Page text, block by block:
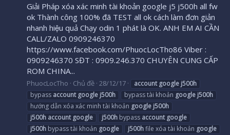
Giải Pháp xóa xác minh tài khoản google j5 j500h all fw
ok Thành công 100% đã TEST all ok cách làm đơn giản
nhanh hiệu quả Chạy odin 1 phát là OK. ANH EM AI CẦN
CALL/ZALO 0909246370
https://www.facebook.com/PhuocLocTho86 Viber :
0909246370 SĐT : 0909.246.370 CHUYÊN CUNG CẤP
ROM CHINA...
PhuocLocTho Chủ đề 28/12/17 account google j500h
bypass account google j500h bypass tài khoản google j500h
hướng dẫn xóa xác minh tài khoản google j500h
j500h account google j500h bypass account google
j500h bypass tài khoản google j500hfile xóa tài khoản google